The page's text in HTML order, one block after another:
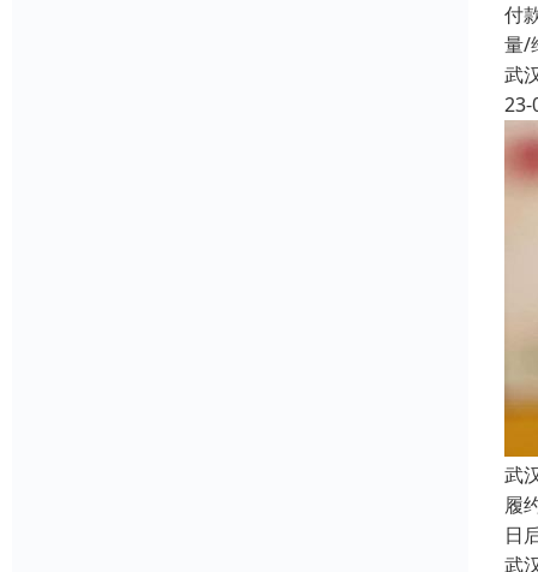
付
量/
武
23-
武
履
日
武